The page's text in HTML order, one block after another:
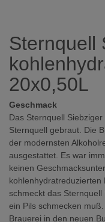
Sternquell
20x0,50L
Geschmack
Das Sternquell
Sternquell gebraut. Die
der modernsten
ausgestattet. Es war
keinen
kohlenhydratreduzierten
schmeckt das
ein Pils schmecken
Brauerei in den neuen